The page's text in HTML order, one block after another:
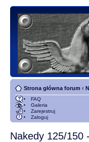
Strona główna forum ‹
FAQ
Galeria
Zarejestruj
Zaloguj
Nakedy 125/150